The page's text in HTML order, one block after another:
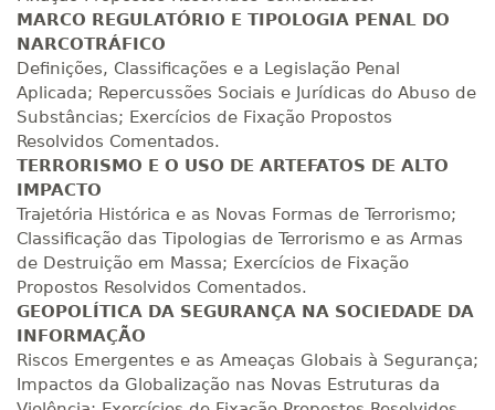
320 H 40dias 120 dias
R$ 1.586,20
340 H 43 dias 120dias
R$ 1.685,33
360 H 45 dias 120 dias
Matricular
380 H 48dias 150dias
R$ 1.883,61
Matricular
400 H 50dias 150 dias
R$ 1.982,74
Matricular
MARCO REGULATÓRIO E TIPOLOGIA PENAL DO
NARCOTRÁFICO
Definições, Classificações e a Legislação Penal
Aplicada; Repercussões Sociais e Jurídicas do Abuso de
Substâncias; Exercícios de Fixação Propostos
Resolvidos Comentados.
TERRORISMO E O USO DE ARTEFATOS DE ALTO
IMPACTO
Trajetória Histórica e as Novas Formas de Terrorismo;
Classificação das Tipologias de Terrorismo e as Armas
de Destruição em Massa; Exercícios de Fixação
Propostos Resolvidos Comentados.
GEOPOLÍTICA DA SEGURANÇA NA SOCIEDADE DA
INFORMAÇÃO
Riscos Emergentes e as Ameaças Globais à Segurança;
Impactos da Globalização nas Novas Estruturas da